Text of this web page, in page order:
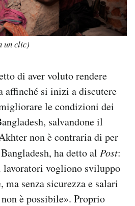
un clic)
di aver voluto rendere
affinché si inizi a discutere
le condizioni dei
salvandone il
non è contraria di per
ha detto al Post:
lavoratori vogliono sviluppo
senza sicurezza e salari
è possibile». Proprio